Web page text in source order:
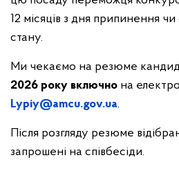
12 місяців з дня припинення
стану.
Ми чекаємо на резюме
2026 року включно на
Lypiy@amcu.gov.ua.
Після розгляду резюме
запрошені на співбесіди.